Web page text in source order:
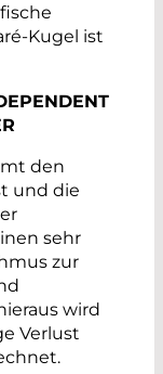
Kugel ist
den
und die
sehr
zur
wird
Verlust